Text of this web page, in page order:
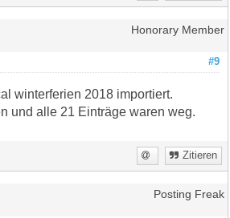
Honorary Member
#9
winterferien 2018 importiert.
und alle 21 Einträge waren weg.
Zitieren
Posting Freak